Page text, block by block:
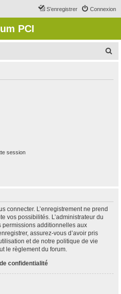
Connexion
S’enregistrer
PCI
session
connecter. L’enregistrement ne prend
vos possibilités. L’administrateur du
permissions additionnelles aux
assurez-vous d’avoir pris
et de notre politique de vie
le règlement du forum.
confidentialité